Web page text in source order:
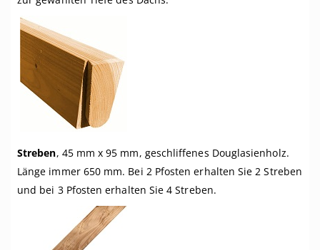
Streben, 45 mm x 95 mm, geschliffenes Douglasienholz.
Länge immer 650 mm. Bei 2 Pfosten erhalten Sie 2 Streben
und bei 3 Pfosten erhalten Sie 4 Streben.